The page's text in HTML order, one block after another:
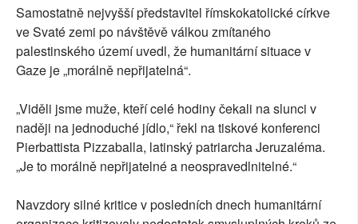
Samostatně nejvyšší představitel římskokatolické církve
ve Svaté zemi po návštěvě válkou zmítaného
palestinského území uvedl, že humanitární situace v
Gaze je „morálně nepřijatelná“.
„Viděli jsme muže, kteří celé hodiny čekali na slunci v
naději na jednoduché jídlo,“ řekl na tiskové konferenci
Pierbattista Pizzaballa, latinský patriarcha Jeruzaléma.
„Je to morálně nepřijatelné a neospravedlnitelné.“
Navzdory silné kritice v posledních dnech humanitární